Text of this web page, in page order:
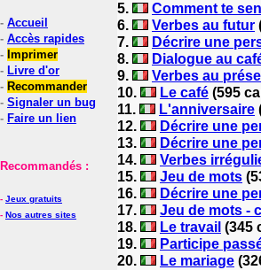
- Accueil
- Accès rapides
- Imprimer
- Livre d'or
- Recommander
- Signaler un bug
- Faire un lien
Recommandés :
- Jeux gratuits
- Nos autres sites
5.
Comment te
6.
Verbes au futur
7.
Décrire une
8.
Dialogue au
9.
Verbes au
10.
Le café (595
11.
L'anniversaire
12.
Décrire une
13.
Décrire une
14.
Verbes
15.
Jeu de mots
16.
Décrire une
17.
Jeu de mots -
18.
Le travail (345
19.
Participe
20.
Le mariage